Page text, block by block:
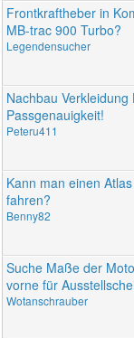
Frontkraftheber in
MB-trac 900 Turbo?
Legendensucher
Nachbau
Passgenauigkeit!
Peteru411
Kann man einen
fahren?
Benny82
Suche Maße der
vorne für
Wotanschrauber